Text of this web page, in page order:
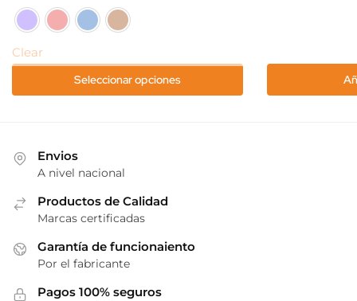
Seleccionar opciones
tiene
variantes.
opciones
elegir
página
producto
Clear
Envios
A nivel nacional
Productos de Calidad
Marcas certificadas
Garantía de funcionaiento
Por el fabricante
Pagos 100% seguros